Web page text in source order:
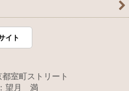
イト
室町ストリート
望月 満